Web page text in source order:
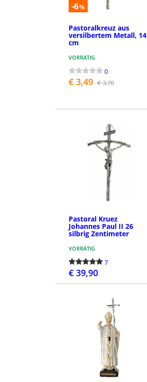
-6%
Pastoralkreuz aus
versilbertem Metall, 14
cm
VORRÄTIG
0
€ 3,49 € 3,70
Pastoral Kruez
Johannes Paul II 26
silbrig Zentimeter
VORRÄTIG
7
€ 39,90